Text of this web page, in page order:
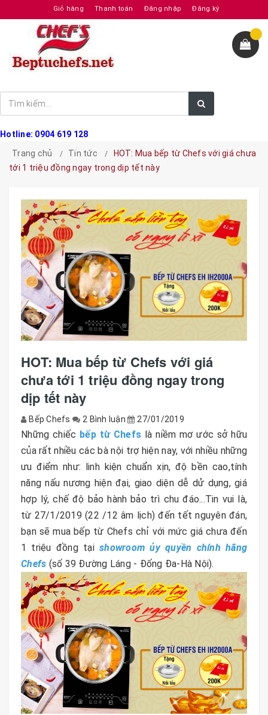
Giỏ hàng Thanh toán Đăng nhập Đăng ký
Hotline: 0904 619 128
Trang chủ
Tin tức
HOT: Mua bếp từ Chefs với giá chưa
tới 1 triệu đồng ngay trong dịp tết này
HOT: Mua bếp từ Chefs với giá
chưa tới 1 triệu đồng ngay trong
dịp tết này
Bếp Chefs 2 Bình luận 27/01/2019
Những chiếc bếp từ Chefs là niềm mơ ước sở hữu
của rất nhiều các bà nội trợ hiện nay, với nhiều những
ưu điểm như: linh kiện chuẩn xịn, độ bền cao,tính
năng nấu nương hiện đại, giao diện dễ dử dụng, giá
hợp lý, chế độ bảo hành bảo trì chu đáo...Tin vui là,
từ 27/1/2019 (22 /12 âm lịch) đến tết nguyên đán,
bạn sẽ mua bếp từ Chefs chỉ với mức giá chưa đến
1 triệu đồng tạishowroom ủy quyền chính hãng
Chefs (số 39 Đường Láng - Đống Đa-Hà Nội).